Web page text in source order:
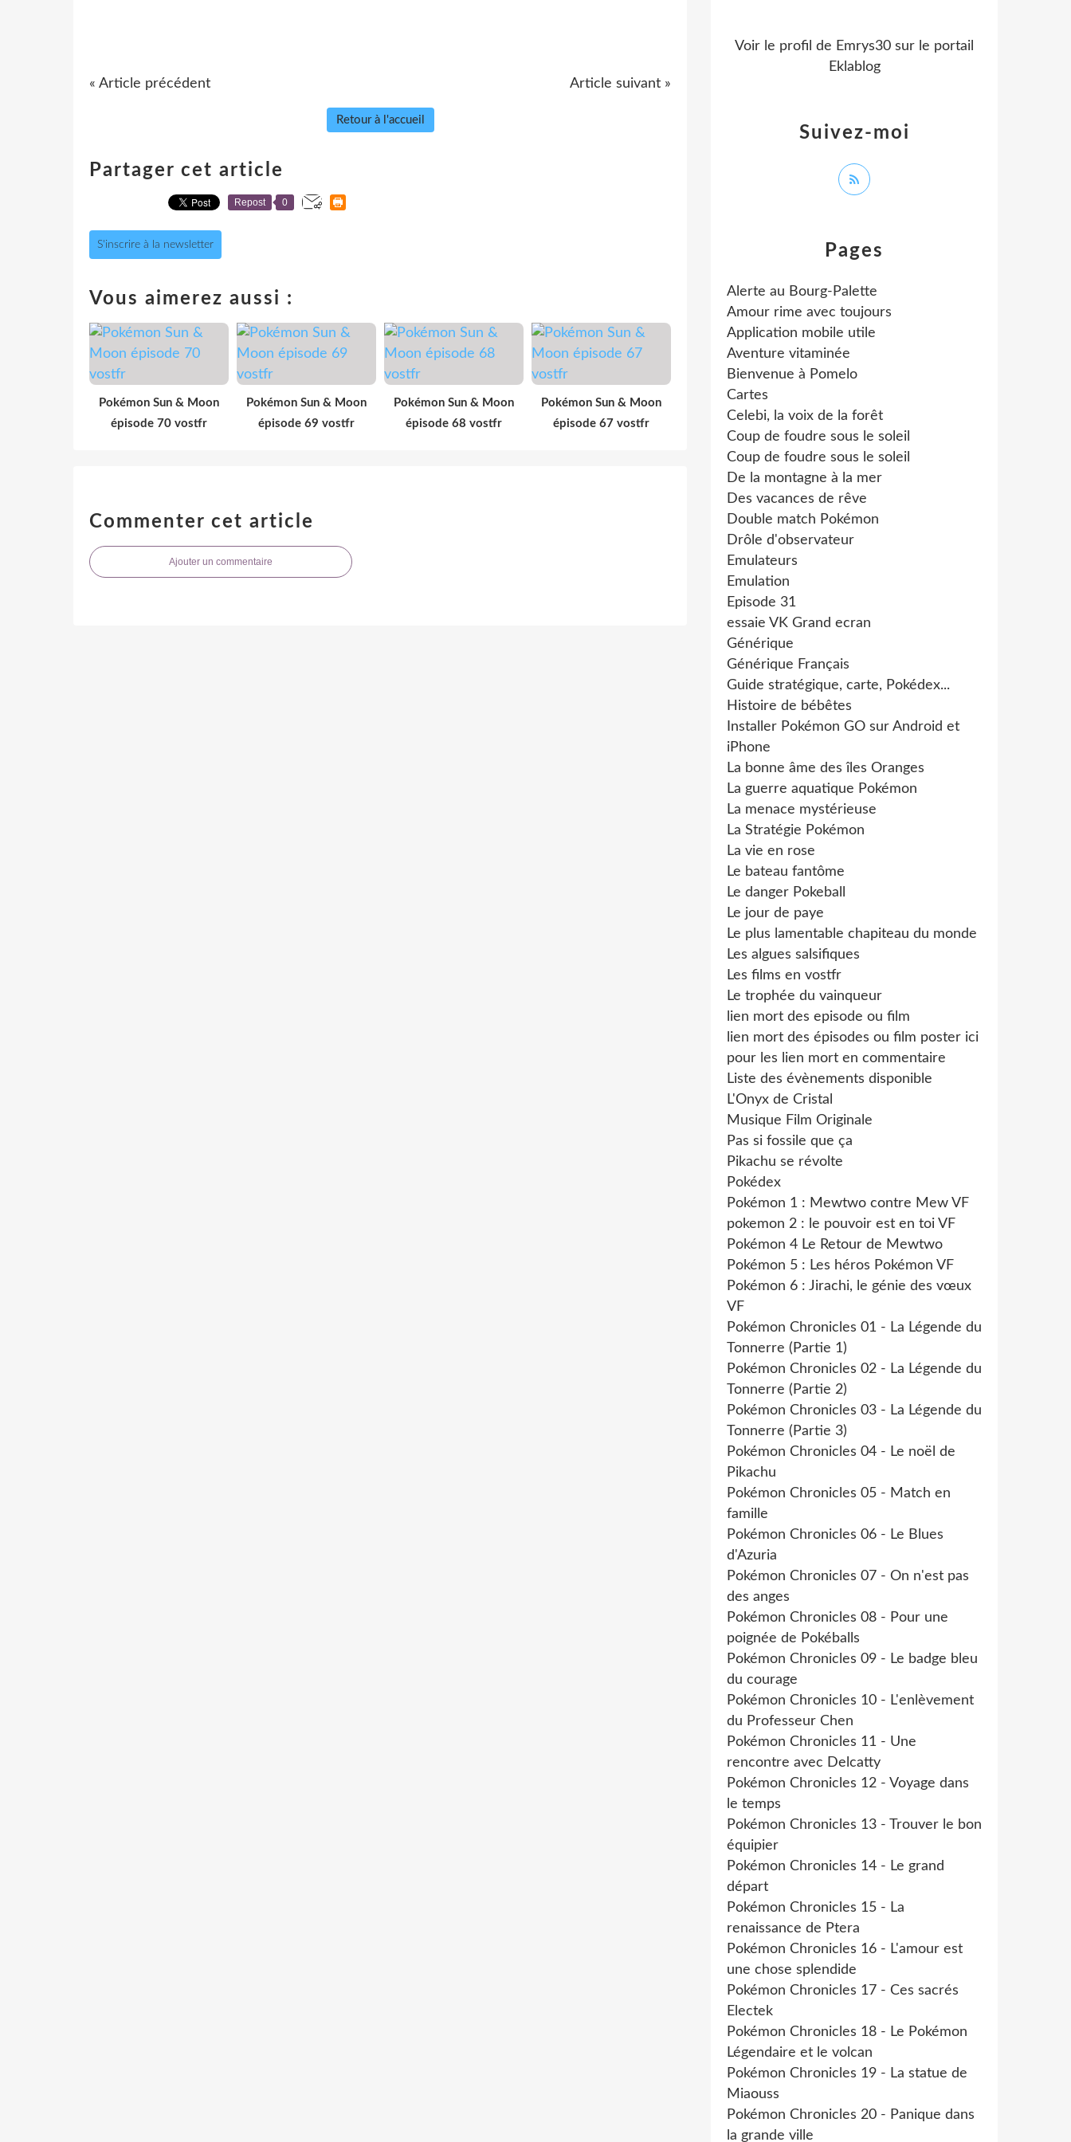
« Article précédent Article suivant »
Retour à l'accueil
Partager cet article
Repost 0
S'inscrire à la newsletter
Vous aimerez aussi :
Pokémon Sun & Moon
épisode 70 vostfr
Pokémon Sun & Moon
épisode 69 vostfr
Pokémon Sun & Moon
épisode 68 vostfr
Pokémon Sun & Moon
épisode 67 vostfr
Commenter cet article
Ajouter un commentaire
Pages
Alerte au Bourg-Palette
Amour rime avec toujours
Application mobile utile
Aventure vitaminée
Bienvenue à Pomelo
Cartes
Celebi, la voix de la forêt
Coup de foudre sous le soleil
Coup de foudre sous le soleil
De la montagne à la mer
Des vacances de rêve
Double match Pokémon
Drôle d'observateur
Emulateurs
Emulation
Episode 31
essaie VK Grand ecran
Générique
Générique Français
Guide stratégique, carte, Pokédex...
Histoire de bébêtes
Installer Pokémon GO sur Android et
iPhone
La bonne âme des îles Oranges
La guerre aquatique Pokémon
La menace mystérieuse
La Stratégie Pokémon
La vie en rose
Le bateau fantôme
Le danger Pokeball
Le jour de paye
Le plus lamentable chapiteau du monde
Les algues salsifiques
Les films en vostfr
Le trophée du vainqueur
lien mort des episode ou film
lien mort des épisodes ou film poster ici
pour les lien mort en commentaire
Liste des évènements disponible
L'Onyx de Cristal
Musique Film Originale
Pas si fossile que ça
Pikachu se révolte
Pokédex
Pokémon 1 : Mewtwo contre Mew VF
pokemon 2 : le pouvoir est en toi VF
Pokémon 4 Le Retour de Mewtwo
Pokémon 5 : Les héros Pokémon VF
Pokémon 6 : Jirachi, le génie des vœux
VF
Pokémon Chronicles 01 - La Légende du
Tonnerre (Partie 1)
Pokémon Chronicles 02 - La Légende du
Tonnerre (Partie 2)
Pokémon Chronicles 03 - La Légende du
Tonnerre (Partie 3)
Pokémon Chronicles 04 - Le noël de
Pikachu
Pokémon Chronicles 05 - Match en
famille
Pokémon Chronicles 06 - Le Blues
d'Azuria
Pokémon Chronicles 07 - On n'est pas
des anges
Pokémon Chronicles 08 - Pour une
poignée de Pokéballs
Pokémon Chronicles 09 - Le badge bleu
du courage
Pokémon Chronicles 10 - L'enlèvement
du Professeur Chen
Pokémon Chronicles 11 - Une
rencontre avec Delcatty
Pokémon Chronicles 12 - Voyage dans
le temps
Pokémon Chronicles 13 - Trouver le bon
équipier
Pokémon Chronicles 14 - Le grand
départ
Pokémon Chronicles 15 - La
renaissance de Ptera
Pokémon Chronicles 16 - L'amour est
une chose splendide
Pokémon Chronicles 17 - Ces sacrés
Electek
Pokémon Chronicles 18 - Le Pokémon
Légendaire et le volcan
Pokémon Chronicles 19 - La statue de
Miaouss
Pokémon Chronicles 20 - Panique dans
la grande ville
Suivez-moi
Voir le profil de Emrys30 sur le portail
Eklablog